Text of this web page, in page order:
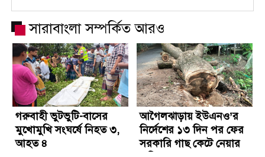
সারাবাংলা সম্পর্কিত আরও
গরুবাহী ভুটভুটি-বাসের
মুখোমুখি সংঘর্ষে নিহত ৩,
আহত ৪
আগৈলঝাড়ায় ইউএনও’র
নির্দেশের ১৩ দিন পর ফের
সরকারি গাছ কেটে নেয়ার